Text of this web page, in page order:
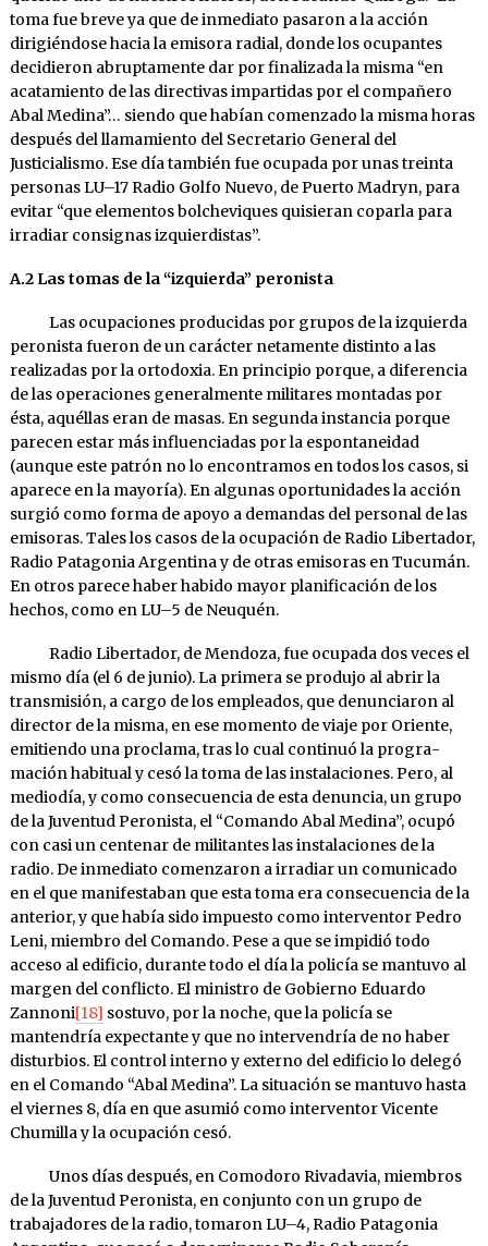
toma fue breve ya que de inmediato pasaron a la acción
dirigiéndose hacia la emisora radial, donde los ocupantes
decidieron abruptamente dar por finalizada la misma “en
acatamiento de las directivas impartidas por el compañero
Abal Medina”… siendo que habían comenzado la misma horas
después del llamamiento del Secretario General del
Justicialismo. Ese día también fue ocupada por unas treinta
personas LU–17 Radio Golfo Nuevo, de Puerto Madryn, para
evitar “que elementos bolcheviques quisieran coparla para
irradiar consignas izquierdistas”.
A.2 Las tomas de la “izquierda” peronista
Las ocupaciones producidas por grupos de la izquierda
peronista fueron de un carácter netamente distinto a las
realizadas por la or­todoxia. En principio porque, a diferencia
de las operaciones ge­neralmente mi­li­tares montadas por
ésta, aquéllas eran de masas. En se­gunda instancia porque
parecen estar más influenciadas por la espontaneidad
(aunque este patrón no lo encontramos en todos los casos, si
aparece en la mayoría). En algunas oportunidades la acción
surgió como forma de apoyo a de­mandas del perso­nal de las
emisoras. Tales los casos de la ocu­pa­ción de Radio Li­bertador,
Radio Patagonia Argentina y de otras emisoras en Tucumán.
En otros parece haber habido mayor planificación de los
hechos, como en LU–5 de Neuquén.
Radio Libertador, de Mendoza, fue ocupada dos veces el
mismo día (el 6 de junio). La primera se produjo al abrir la
trans­mi­sión, a cargo de los empleados, que denun­ciaron al
director de la mis­ma, en ese momento de viaje por Oriente,
emi­tien­do una procla­ma, tras lo cual conti­nuó la progra­
mación habi­tual y cesó la toma de las instalaciones. Pero, al
me­diodía, y como con­secuencia de esta denuncia, un grupo
de la Juventud Peronista, el “Comando Abal Medina”, ocupó
con casi un centenar de militantes las instalacio­nes de la
radio. De inmediato comenzaron a irradiar un comunicado
en el que manifestaban que esta toma era consecuen­cia de la
ante­rior, y que había sido impuesto como interventor Pe­dro
Leni, miem­bro del Comando. Pese a que se impidió todo
acceso al edificio, durante todo el día la policía se mantuvo al
margen del conflicto. El ministro de Gobierno Eduardo
Zannoni[18] sostu­vo, por la noche, que la policía se
mantendría expectante y que no intervendría de no haber
disturbios. El control interno y externo del edificio lo delegó
en el Comando “Abal Medina”. La situación se mantuvo hasta
el viernes 8, día en que asumió como interventor Vicente
Chumilla y la ocupación cesó.
Unos días después, en Comodoro Rivadavia, miembros
de la Ju­ventud Peronista, en con­junto con un grupo de
trabajadores de la radio, tomaron LU–4, Ra­dio Patagonia